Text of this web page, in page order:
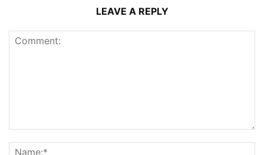
LEAVE A REPLY